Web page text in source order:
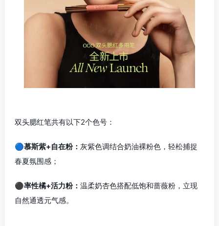
双头腮红笔共有以下2个色号：
🔵慕斯紫+自在粉： 灰紫色调结合奶油裸粉色，轻松捕捉
春夏氛围感；
⚫率性橘+活力粉： 温柔奶杏色搭配低饱和蔷薇粉，立现
自然通透元气感。